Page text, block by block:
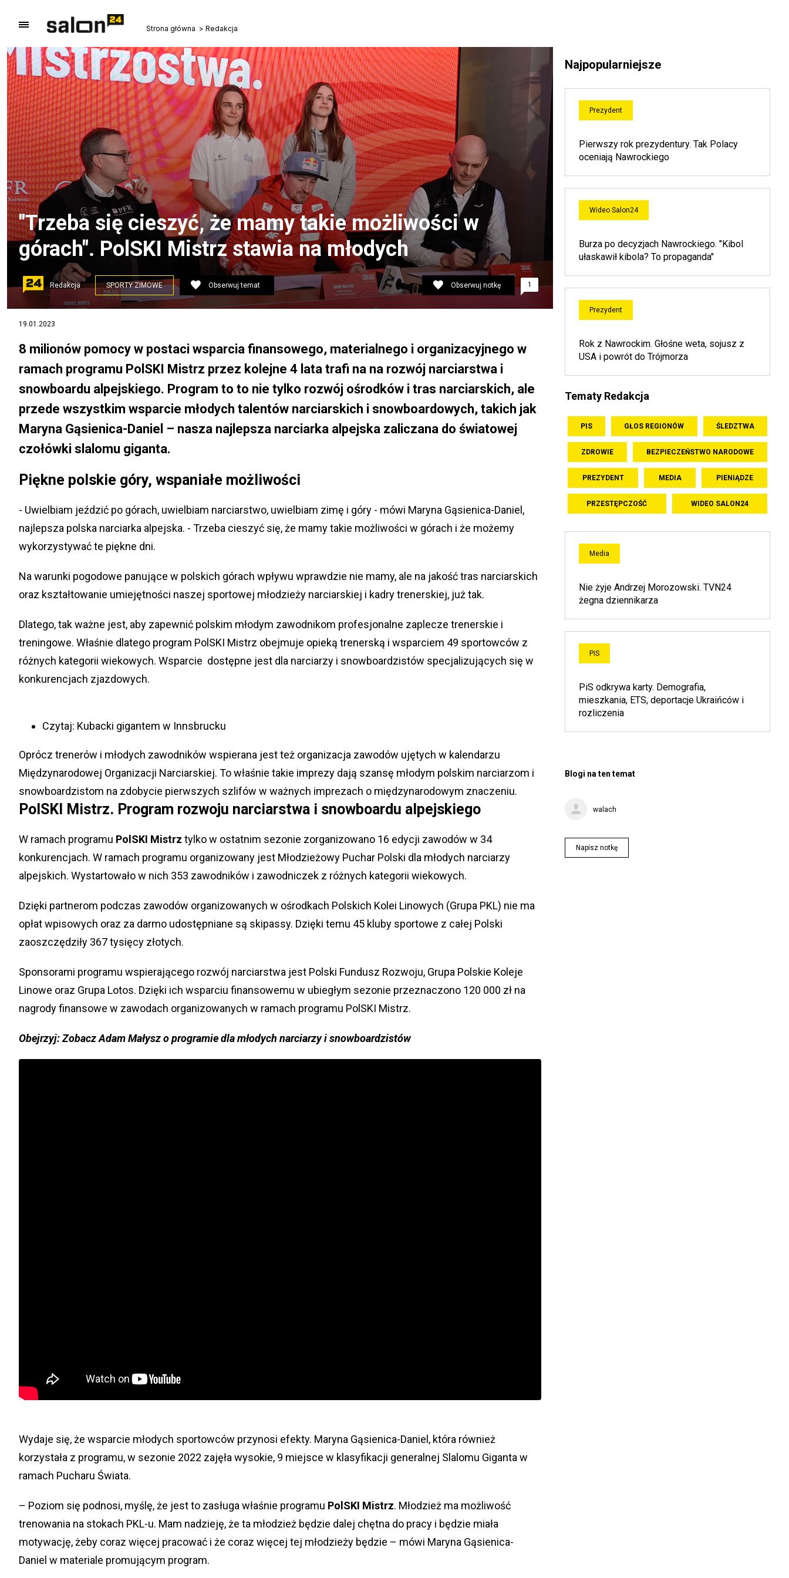
Strona główna Redakcja
Pitrus (PKL) oraz Anna Bujda oraz Kostek Tryzna
"Trzeba się cieszyć, że mamy takie możliwości w
górach". PolSKI Mistrz stawia na młodych
Redakcja SPORTY ZIMOWE Obserwuj temat Obserwuj notkę 1
19.01.2023
8 milionów pomocy w postaci wsparcia finansowego, materialnego i organizacyjnego w
ramach programu PolSKI Mistrz przez kolejne 4 lata trafi na na rozwój narciarstwa i
snowboardu alpejskiego. Program to to nie tylko rozwój ośrodków i tras narciarskich, ale
przede wszystkim wsparcie młodych talentów narciarskich i snowboardowych, takich jak
Maryna Gąsienica-Daniel – nasza najlepsza narciarka alpejska zaliczana do światowej
czołówki slalomu giganta.
Piękne polskie góry, wspaniałe możliwości
- Uwielbiam jeździć po górach, uwielbiam narciarstwo, uwielbiam zimę i góry - mówi Maryna Gąsienica-Daniel,
najlepsza polska narciarka alpejska. - Trzeba cieszyć się, że mamy takie możliwości w górach i że możemy
wykorzystywać te piękne dni.
Na warunki pogodowe panujące w polskich górach wpływu wprawdzie nie mamy, ale na jakość tras narciarskich
oraz kształtowanie umiejętności naszej sportowej młodzieży narciarskiej i kadry trenerskiej, już tak.
Dlatego, tak ważne jest, aby zapewnić polskim młodym zawodnikom profesjonalne zaplecze trenerskie i
treningowe. Właśnie dlatego program PolSKI Mistrz obejmuje opieką trenerską i wsparciem 49 sportowców z
różnych kategorii wiekowych. Wsparcie dostępne jest dla narciarzy i snowboardzistów specjalizujących się w
konkurencjach zjazdowych.
Czytaj: Kubacki gigantem w Innsbrucku
Oprócz trenerów i młodych zawodników wspierana jest też organizacja zawodów ujętych w kalendarzu
Międzynarodowej Organizacji Narciarskiej. To właśnie takie imprezy dają szansę młodym polskim narciarzom i
snowboardzistom na zdobycie pierwszych szlifów w ważnych imprezach o międzynarodowym znaczeniu.
PolSKI Mistrz. Program rozwoju narciarstwa i snowboardu alpejskiego
W ramach programu PolSKI Mistrz tylko w ostatnim sezonie zorganizowano 16 edycji zawodów w 34
konkurencjach. W ramach programu organizowany jest Młodzieżowy Puchar Polski dla młodych narciarzy
alpejskich. Wystartowało w nich 353 zawodników i zawodniczek z różnych kategorii wiekowych.
Dzięki partnerom podczas zawodów organizowanych w ośrodkach Polskich Kolei Linowych (Grupa PKL) nie ma
opłat wpisowych oraz za darmo udostępniane są skipassy. Dzięki temu 45 kluby sportowe z całej Polski
zaoszczędziły 367 tysięcy złotych.
Sponsorami programu wspierającego rozwój narciarstwa jest Polski Fundusz Rozwoju, Grupa Polskie Koleje
Linowe oraz Grupa Lotos. Dzięki ich wsparciu finansowemu w ubiegłym sezonie przeznaczono 120 000 zł na
nagrody finansowe w zawodach organizowanych w ramach programu PolSKI Mistrz.
Obejrzyj: Zobacz Adam Małysz o programie dla młodych narciarzy i snowboardzistów
Wydaje się, że wsparcie młodych sportowców przynosi efekty. Maryna Gąsienica-Daniel, która również
korzystała z programu, w sezonie 2022 zajęła wysokie, 9 miejsce w klasyfikacji generalnej Slalomu Giganta w
ramach Pucharu Świata.
– Poziom się podnosi, myślę, że jest to zasługa właśnie programu PolSKI Mistrz. Młodzież ma możliwość
trenowania na stokach PKL-u. Mam nadzieję, że ta młodzież będzie dalej chętna do pracy i będzie miała
motywację, żeby coraz więcej pracować i że coraz więcej tej młodzieży będzie – mówi Maryna Gąsienica-
Daniel w materiale promującym program.
Najpopularniejsze
Prezydent
Pierwszy rok prezydentury. Tak Polacy
oceniają Nawrockiego
Wideo Salon24
Burza po decyzjach Nawrockiego. "Kibol
ułaskawił kibola? To propaganda"
Prezydent
Rok z Nawrockim. Głośne weta, sojusz z
USA i powrót do Trójmorza
Tematy Redakcja
PIS GŁOS REGIONÓW ŚLEDZTWA
ZDROWIE BEZPIECZEŃSTWO NARODOWE
PREZYDENT MEDIA PIENIĄDZE
PRZESTĘPCZOŚĆ WIDEO SALON24
Media
Nie żyje Andrzej Morozowski. TVN24
żegna dziennikarza
PiS
PiS odkrywa karty. Demografia,
mieszkania, ETS, deportacje Ukraińców i
rozliczenia
Blogi na ten temat
walach
Napisz notkę